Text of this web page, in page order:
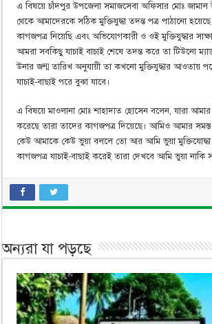
এ বিষয়ে চাঁদপুর উপজেলা সমাজসেবা অফিসার মোঃ জামাল
থেকে আমাদেরকে সঠিক মুক্তিযুদ্ধা তদন্ত পত্র পাঠানো
কাগজপত্র নিয়েছি এবং অভিযোগকারী ও ওই মুক্তিযুদ্ধার
আমরা সবকিছু যাচাই বাচাই শেষে তদন্ত করে তা টিউনো
উনার জন্ম তারিখ অনুযায়ী তা কখনো মুক্তিযুদ্ধার আওতায়
যাচাই-বাছাই পরে বুঝা যাবে।
এ বিষয়ে মাওলানা মোঃ শাহাদাত হোসেন বলেন, যারা
করেছে তারা তাদের কাগজপত্র দিয়েছে। আমিও আমার সমস্ত
কেউ আমাকে কেউ ভুয়া বললে তো আর আমি ভুয়া মুক্তিযোদ্ধা
কাগজপত্র যাচাই-বাছাই করেই তারা দেখবে আমি ভুয়া নাকি
অন্যরা যা পড়ছে